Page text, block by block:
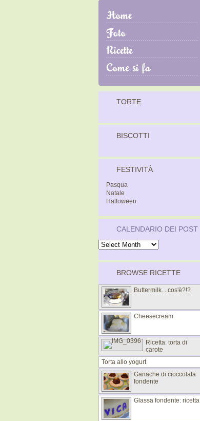
TORTE
BISCOTTI
FESTIVITÀ
Pasqua
Natale
Halloween
CALENDARIO DEI POST
BROWSE RICETTE
Buttermilk....cos'è?!?
Cheesecream
Ricetta: torta di
carote
Torta allo yogurt
Ganache di cioccolata
fondente
Glassa fondente: ricetta